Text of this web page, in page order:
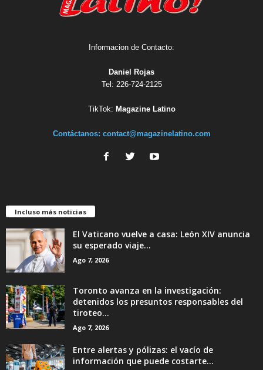
Informacion de Contacto:
Daniel Rojas
Tel: 226-724-2125
TikTok: Magazine Latino
Contáctanos: contact@magazinelatino.com
Incluso más noticias
El Vaticano vuelve a casa: León XIV anuncia
su esperado viaje...
Ago 7, 2026
Toronto avanza en la investigación:
detenidos los presuntos responsables del
tiroteo...
Ago 7, 2026
Entre alertas y pólizas: el vacío de
información que puede costarte...